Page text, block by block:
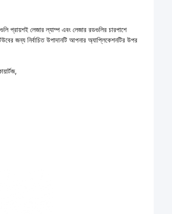
প্রায়শই লেজার ল্যাম্প এবং লেজার রডগুলির চারপাশে
জন্য নির্বাচিত উপাদানটি আপনার অ্যাপ্লিকেশনটির উপর